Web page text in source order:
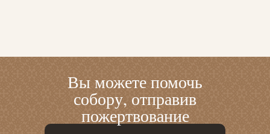
Вы можете помочь
собору, отправив
пожертвование